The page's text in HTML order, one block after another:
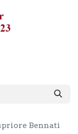
Bennati